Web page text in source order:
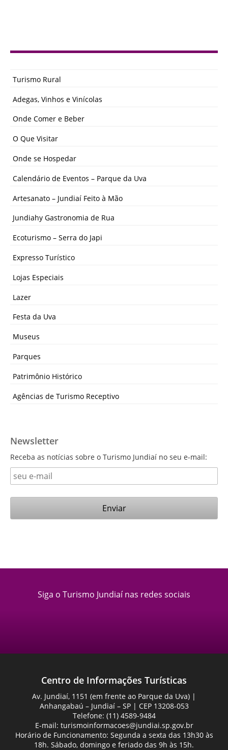
Turismo Rural
Adegas, Vinhos e Vinícolas
Onde Comer e Beber
O Que Visitar
Onde se Hospedar
Calendário de Eventos – Parque da Uva
Artesanato – Jundiaí Feito à Mão
Jundiahy Gastronomia de Rua
Ecoturismo – Serra do Japi
Expresso Turístico
Lojas Especiais
Lazer
Festa da Uva
Museus
Parques
Patrimônio Histórico
Agências de Turismo Receptivo
Newsletter
Receba as notícias sobre o Turismo Jundiaí no seu e-mail:
Siga o Turismo Jundiaí nas redes sociais
Centro de Informações Turísticas
Av. Jundiaí, 1151 (em frente ao Parque da Uva) |
Anhangabaú – Jundiaí – SP | CEP 13208-053
Telefone: (11) 4589-9484
E-mail: turismoinformacoes@jundiai.sp.gov.br
Horário de Funcionamento: Segunda a sexta das 13h30 às
18h. Sábado, domingo e feriado das 9h às 15h.